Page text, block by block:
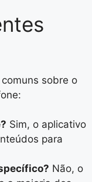
sobre o
Sim, o aplicativo
para
Não, o